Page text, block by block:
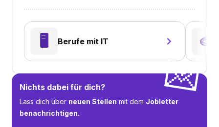
🖥️ Berufe mit IT 🎨
💌
Nichts dabei für dich?
Lass dich über neuen Stellen mit dem Jobletter
benachrichtigen.